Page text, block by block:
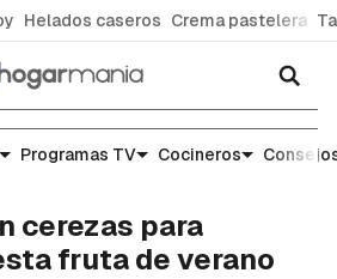
Helados caseros Crema pastelera
Programas TV Cocineros
cerezas para
fruta de verano